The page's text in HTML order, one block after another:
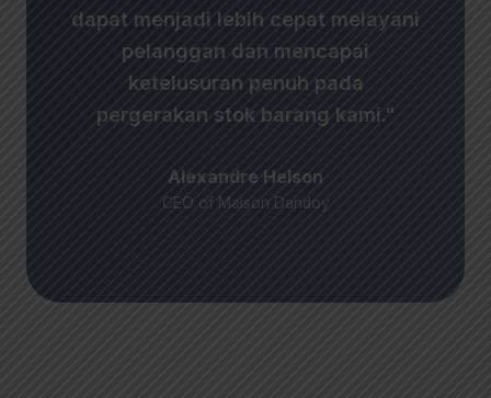
dapat menjadi lebih cepat melayani
pelanggan dan mencapai
ketelusuran penuh pada
pergerakan stok barang kami."
Alexandre Helson
CEO of Maison Dandoy